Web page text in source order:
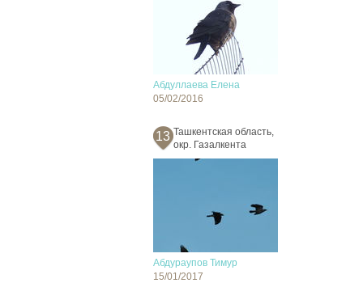
Абдуллаева Елена
05/02/2016
13 Ташкентская область,
окр. Газалкента
Абдураупов Тимур
15/01/2017